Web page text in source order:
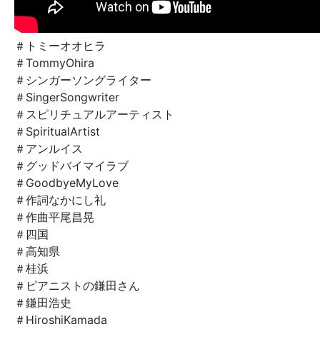
＃トミーオオヒラ
＃TommyOhira
＃シンガーソングライター
＃SingerSongwriter
＃スピリチュアルアーティスト
＃SpiritualArtist
＃アンルイス
＃グッドバイマイラブ
＃GoodbyeMyLove
＃作詞なかにし礼
＃作曲平尾昌晃
＃四国
＃高知県
＃桂浜
＃ピアニストの鎌田さん
＃鎌田浩史
＃ HiroshiKamada